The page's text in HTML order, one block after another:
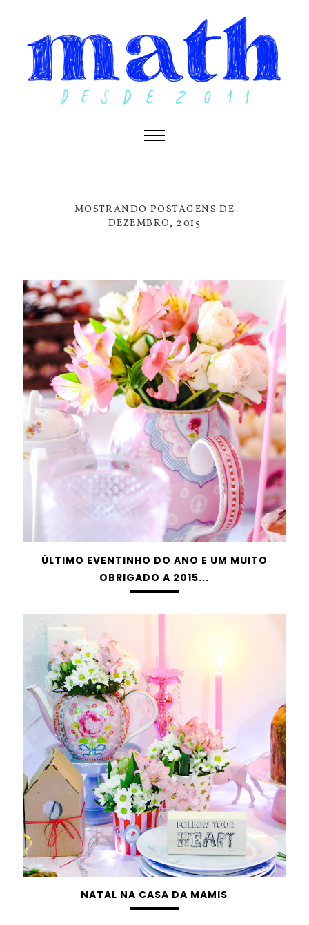
MOSTRANDO POSTAGENS DE
DEZEMBRO, 2015
ÚLTIMO EVENTINHO DO ANO E UM MUITO
OBRIGADO A 2015...
NATAL NA CASA DA MAMIS